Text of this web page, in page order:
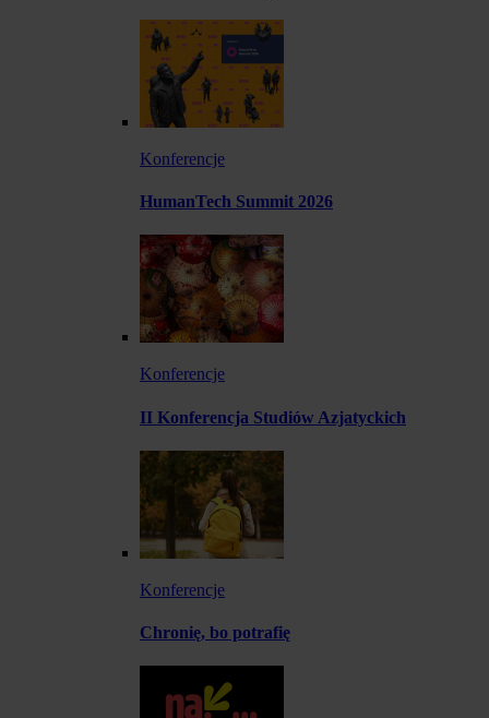
Konferencje
HumanTech Summit 2026
Konferencje
II Konferencja Studiów Azjatyckich
Konferencje
Chronię, bo potrafię